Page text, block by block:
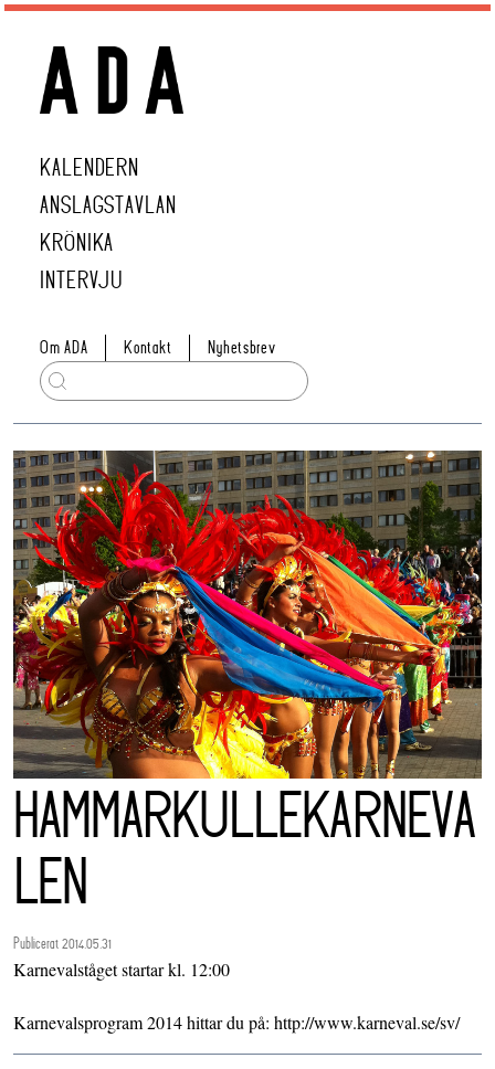
KALENDERN
ANSLAGSTAVLAN
KRÖNIKA
INTERVJU
Om ADA Kontakt Nyhetsbrev
HAMMARKULLEKARNEVA
LEN
Publicerat 2014.05.31
Karnevalståget startar kl. 12:00
Karnevalsprogram 2014 hittar du på: http://www.karneval.se/sv/